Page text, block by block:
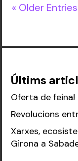
« Older Entries
Últims
Oferta de feina!
Revolucions
Xarxes,
Girona a